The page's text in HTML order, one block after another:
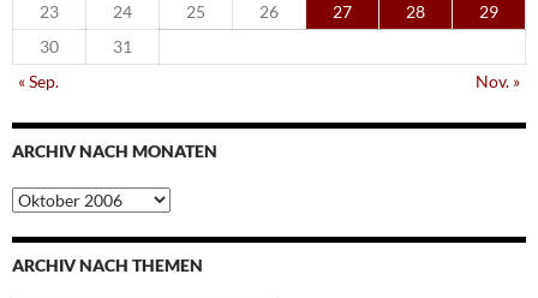
23
24 25 26 27 28
29
30
31
« Sep.
Nov. »
ARCHIV NACH MONATEN
Archiv
nach
Monaten
ARCHIV NACH THEMEN